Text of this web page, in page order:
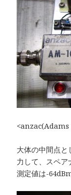
大体の中間点と
力して、スペア
測定値は-